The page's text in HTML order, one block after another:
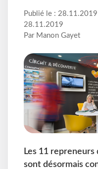
Publié le :
28.11.2019
Par Manon Gayet
Les 11 repreneurs
sont désormais